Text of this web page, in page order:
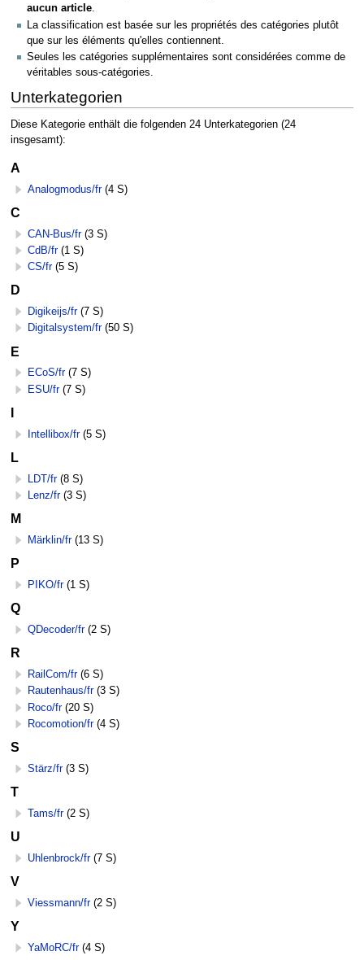
aucun article.
La classification est basée sur les propriétés des catégories plutôt
que sur les éléments qu'elles contiennent.
Seules les catégories supplémentaires sont considérées comme de
véritables sous-catégories.
Unterkategorien
Diese Kategorie enthält die folgenden 24 Unterkategorien (24
insgesamt):
A
Analogmodus/fr (4 S)
C
CAN-Bus/fr (3 S)
CdB/fr (1 S)
CS/fr (5 S)
D
Digikeijs/fr (7 S)
Digitalsystem/fr (50 S)
E
ECoS/fr (7 S)
ESU/fr (7 S)
I
Intellibox/fr (5 S)
L
LDT/fr (8 S)
Lenz/fr (3 S)
M
Märklin/fr (13 S)
P
PIKO/fr (1 S)
Q
QDecoder/fr (2 S)
R
RailCom/fr (6 S)
Rautenhaus/fr (3 S)
Roco/fr (20 S)
Rocomotion/fr (4 S)
S
Stärz/fr (3 S)
T
Tams/fr (2 S)
U
Uhlenbrock/fr (7 S)
V
Viessmann/fr (2 S)
Y
YaMoRC/fr (4 S)